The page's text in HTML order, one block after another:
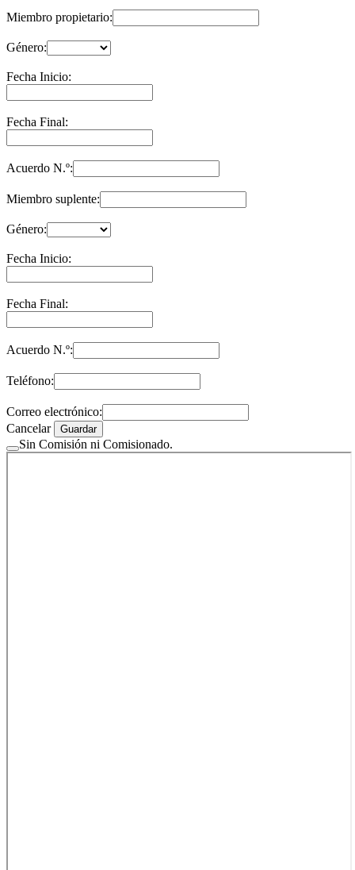
Miembro propietario:
Género:
Fecha Inicio:
Fecha Final:
Acuerdo N.º:
Miembro suplente:
Género:
Fecha Inicio:
Fecha Final:
Acuerdo N.º:
Teléfono:
Correo electrónico:
Cancelar
Guardar
Sin Comisión ni Comisionado.